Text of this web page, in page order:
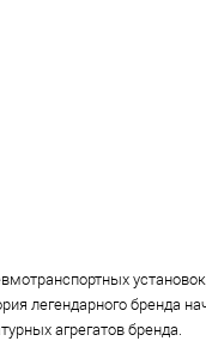
легендарного бренда
агрегатов бренда.